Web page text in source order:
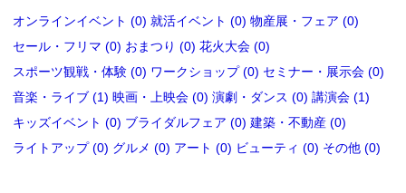
オンラインイベント (0) 就活イベント (0) 物産展・フェア (0)
セール・フリマ (0) おまつり (0) 花火大会 (0)
スポーツ観戦・体験 (0) ワークショップ (0) セミナー・展示会 (0)
音楽・ライブ (1) 映画・上映会 (0) 演劇・ダンス (0) 講演会 (1)
キッズイベント (0) ブライダルフェア (0) 建築・不動産 (0)
ライトアップ (0) グルメ (0) アート (0) ビューティ (0) その他 (0)